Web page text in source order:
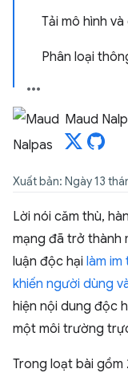
Tải mô hình
Phân loại
Maud
Xuất bản: Ngày 13
Lời nói căm thù,
mạng đã trở thành
luận độc hại làm
khiến người dùng
hiện nội dung độc
một môi trường
Trong loạt bài gồm